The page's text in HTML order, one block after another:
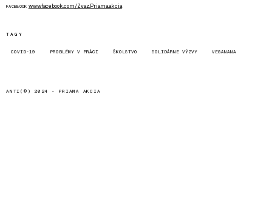
FACEBOOK www.facebook.com/Zvaz.Priama.akcia
TAGY
COVID-19 PROBLÉMY V PRÁCI ŠKOLSTVO SOLIDÁRNE VÝZVY VEGANANA
ANTI(©) 2024 - PRIAMA AKCIA